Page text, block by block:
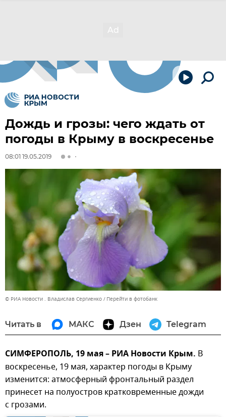
Дождь и грозы: чего ждать от
погоды в Крыму в воскресенье
08:01 19.05.2019
© РИА Новости . Владислав Сергиенко Перейти в фотобанк
Читать в МАКС Дзен Telegram
СИМФЕРОПОЛЬ, 19 мая – РИА Новости Крым. В
воскресенье, 19 мая, характер погоды в Крыму
изменится: атмосферный фронтальный раздел
принесет на полуостров кратковременные дожди
с грозами.